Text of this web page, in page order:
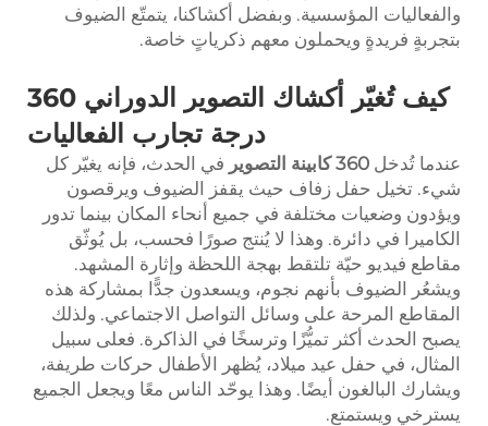
والفعاليات المؤسسية. وبفضل أكشاكنا، يتمتّع الضيوف
بتجربةٍ فريدةٍ ويحملون معهم ذكرياتٍ خاصة.
كيف تُغيّر أكشاك التصوير الدوراني 360
درجة تجارب الفعاليات
عندما تُدخل 36 0 كابينة التصويرفي الحدث، فإنه يغيّر كل
شيء. تخيل حفل زفاف حيث يقفز الضيوف ويرقصون
ويؤدون وضعيات مختلفة في جميع أنحاء المكان بينما تدور
الكاميرا في دائرة. وهذا لا يُنتج صورًا فحسب، بل يُوثّق
مقاطع فيديو حيّة تلتقط بهجة اللحظة وإثارة المشهد.
ويشعُر الضيوف بأنهم نجوم، ويسعدون جدًّا بمشاركة هذه
المقاطع المرحة على وسائل التواصل الاجتماعي. ولذلك
يصبح الحدث أكثر تميُّزًا وترسخًا في الذاكرة. فعلى سبيل
المثال، في حفل عيد ميلاد، يُظهر الأطفال حركات طريفة،
ويشارك البالغون أيضًا. وهذا يوحّد الناس معًا ويجعل الجميع
يسترخي ويستمتع.